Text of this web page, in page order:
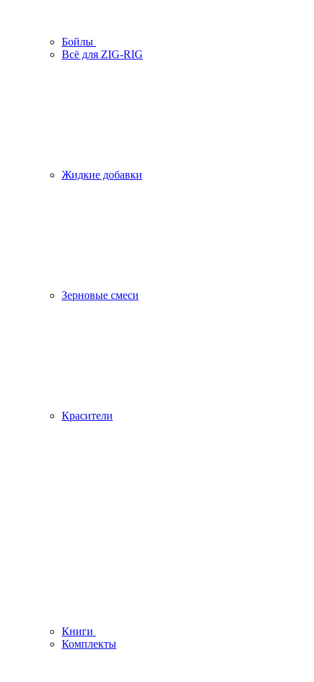
Бойлы
Всё для ZIG-RIG
Жидкие добавки
Зерновые смеси
Красители
Книги
Комплекты